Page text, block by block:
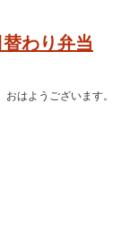
わり弁当
おはようございます。